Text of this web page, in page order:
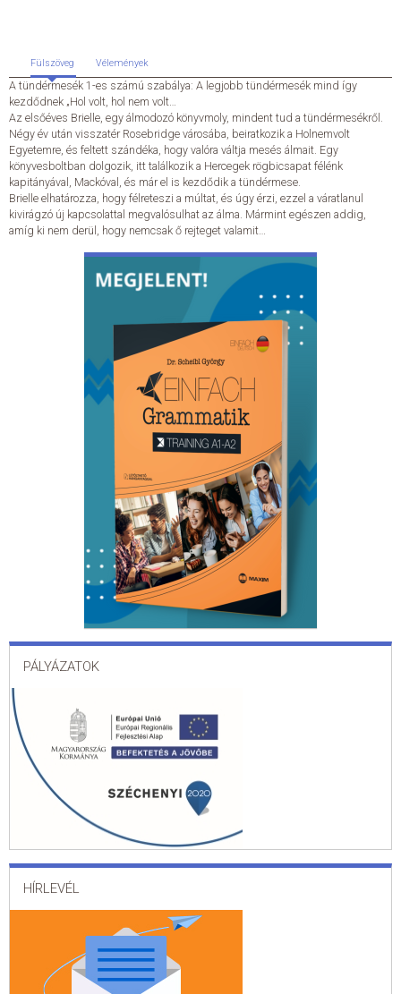
Fülszöveg Vélemények
A tündérmesék 1-es számú szabálya: A legjobb tündérmesék mind így
kezdődnek „Hol volt, hol nem volt…
Az elsőéves Brielle, egy álmodozó könyvmoly, mindent tud a tündérmesékről.
Négy év után visszatér Rosebridge városába, beiratkozik a Holnemvolt
Egyetemre, és feltett szándéka, hogy valóra váltja mesés álmait. Egy
könyvesboltban dolgozik, itt találkozik a Hercegek rögbicsapat félénk
kapitányával, Mackóval, és már el is kezdődik a tündérmese.
Brielle elhatározza, hogy félreteszi a múltat, és úgy érzi, ezzel a váratlanul
kivirágzó új kapcsolattal megvalósulhat az álma. Mármint egészen addig,
amíg ki nem derül, hogy nemcsak ő rejteget valamit…
PÁLYÁZATOK
HÍRLEVÉL